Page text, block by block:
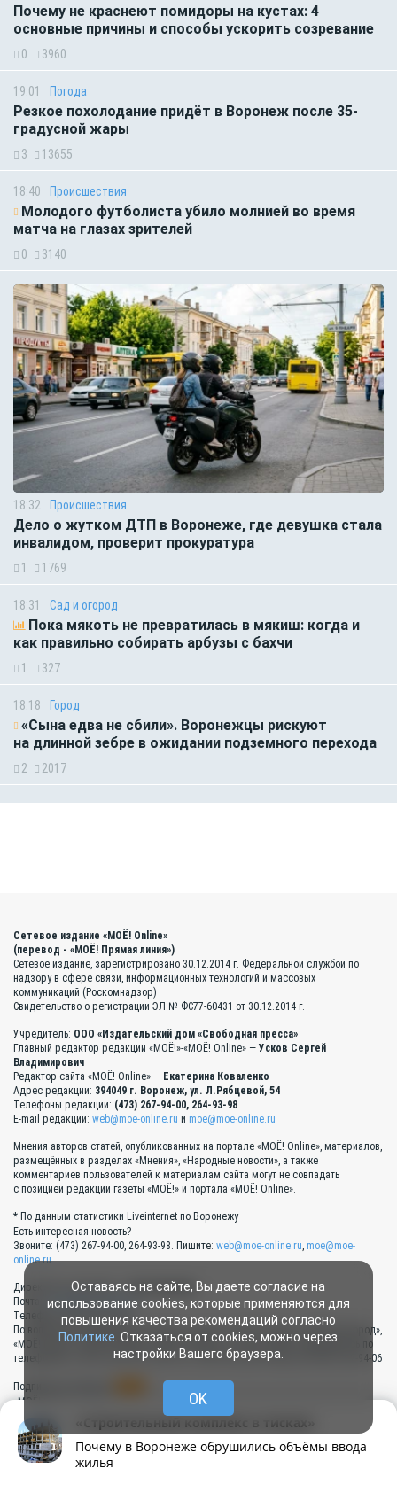
Почему не краснеют помидоры на кустах: 4
основные причины и способы ускорить созревание
0 3960
19:01 Погода
Резкое похолодание придёт в Воронеж после 35-
градусной жары
3 13655
18:40 Происшествия
Молодого футболиста убило молнией во время
матча на глазах зрителей
0 3140
18:32 Происшествия
Дело о жутком ДТП в Воронеже, где девушка стала
инвалидом, проверит прокуратура
1 1769
18:31 Сад и огород
Пока мякоть не превратилась в мякиш: когда и
как правильно собирать арбузы с бахчи
1 327
18:18 Город
«Сына едва не сбили». Воронежцы рискуют
на длинной зебре в ожидании подземного перехода
2 2017
«Строительный комплекс в тисках»
Почему в Воронеже обрушились объёмы ввода
жилья
Сетевое издание «МОЁ! Online»
(перевод - «МОЁ! Прямая линия»)
Сетевое издание, зарегистрировано 30.12.2014 г. Федеральной службой по
надзору в сфере связи, информационных технологий и массовых
коммуникаций (Роскомнадзор)
Свидетельство о регистрации ЭЛ № ФС77-60431 от 30.12.2014 г.
Учредитель: ООО «Издательский дом «Свободная пресса»
Главный редактор редакции «МОЁ!»-«МОЁ! Online» — Усков Сергей
Владимирович
Редактор сайта «МОЁ! Online» — Екатерина Коваленко
Адрес редакции: 394049 г. Воронеж, ул. Л.Рябцевой, 54
Телефоны редакции: (473) 267-94-00, 264-93-98
E-mail редакции: web@moe-online.ru и moe@moe-online.ru
Мнения авторов статей, опубликованных на портале «МОЁ! Online», материалов,
размещённых в разделах «Мнения», «Народные новости», а также
комментариев пользователей к материалам сайта могут не совпадать
с позицией редакции газеты «МОЁ!» и портала «МОЁ! Online».
* По данным статистики Liveinternet по Воронежу
Есть интересная новость?
Звоните: (473) 267-94-00, 264-93-98. Пишите: web@moe-online.ru, moe@moe-
online.ru
Директор по рекламе —Анна Калинина
Почта:
direct@moe-online.ru
Телефон 8 (473) 267-94-13
По вопросам размещения рекламы на портале «МОЁ! Online», «МОЁ! Белгород»,
«МОЁ! Курск», «МОЁ! Липецк», «МОЁ! Тамбов», в газете «МОЁ!» обращайтесь по
телефонам: 8 (473) 267-94-13, 267-94-11, 267-94-10, 267-94-08, 267-94-07, 267-94-06
Подписка на новости:
«МОЁ! Online» в сети:
«Одноклассники»,YouTube
Наши партнёры:
Альянс руководителей
Оставаясь на сайте, Вы даете согласие на
использование cookies, которые применяются для
повышения качества рекомендаций согласно
Политике . Отказаться от cookies, можно через
настройки Вашего браузера.
OK